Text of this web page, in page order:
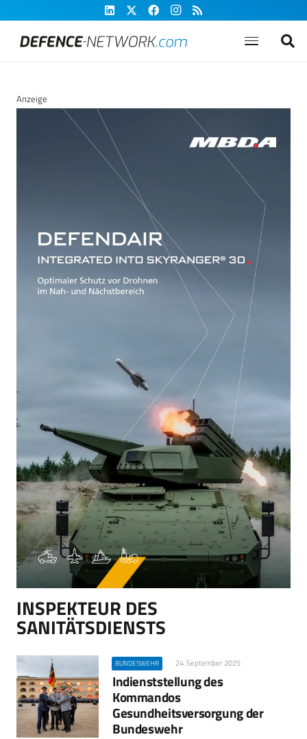
Anzeige
INSPEKTEUR DES
SANITÄTSDIENSTS
BUNDESWEHR 24. September 2025
Indienststellung des
Kommandos
Gesundheitsversorgung der
Bundeswehr